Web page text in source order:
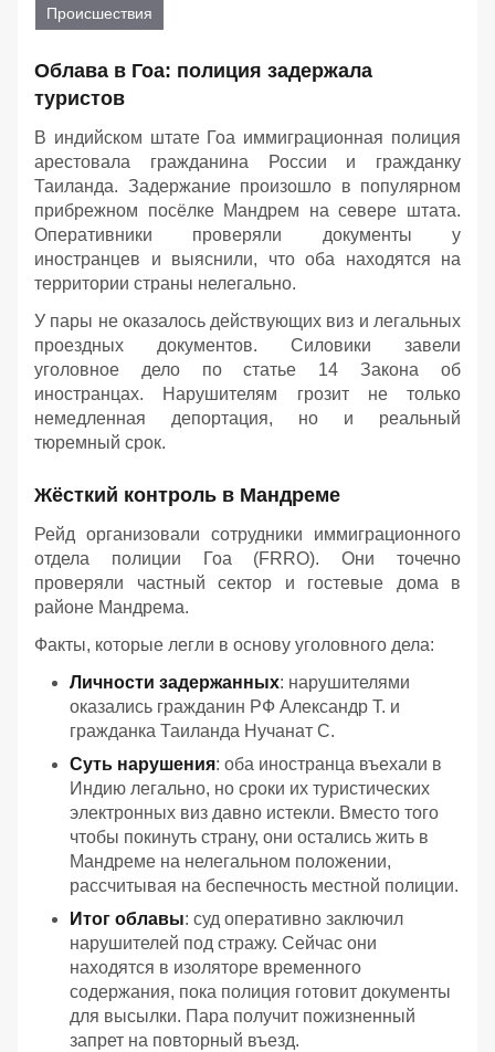
Происшествия
Облава в Гоа: полиция задержала
туристов
В индийском штате Гоа иммиграционная полиция
арестовала гражданина России и гражданку
Таиланда. Задержание произошло в популярном
прибрежном посёлке Мандрем на севере штата.
Оперативники проверяли документы у
иностранцев и выяснили, что оба находятся на
территории страны нелегально.
У пары не оказалось действующих виз и легальных
проездных документов. Силовики завели
уголовное дело по статье 14 Закона об
иностранцах. Нарушителям грозит не только
немедленная депортация, но и реальный
тюремный срок.
Жёсткий контроль в Мандреме
Рейд организовали сотрудники иммиграционного
отдела полиции Гоа (FRRO). Они точечно
проверяли частный сектор и гостевые дома в
районе Мандрема.
Факты, которые легли в основу уголовного дела:
Личности задержанных: нарушителями
оказались гражданин РФ Александр Т. и
гражданка Таиланда Нучанат С.
Суть нарушения: оба иностранца въехали в
Индию легально, но сроки их туристических
электронных виз давно истекли. Вместо того
чтобы покинуть страну, они остались жить в
Мандреме на нелегальном положении,
рассчитывая на беспечность местной полиции.
Итог облавы: суд оперативно заключил
нарушителей под стражу. Сейчас они
находятся в изоляторе временного
содержания, пока полиция готовит документы
для высылки. Пара получит пожизненный
запрет на повторный въезд.